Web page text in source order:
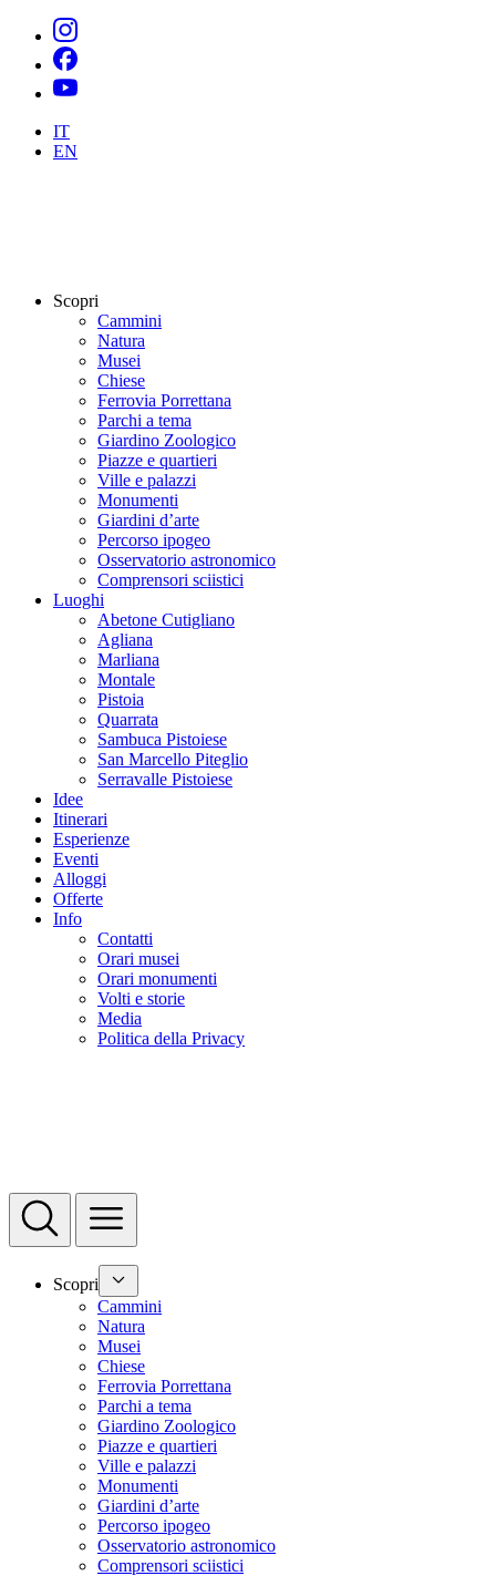
IT
EN
Scopri
Cammini
Natura
Musei
Chiese
Ferrovia Porrettana
Parchi a tema
Giardino Zoologico
Piazze e quartieri
Ville e palazzi
Monumenti
Giardini d’arte
Percorso ipogeo
Osservatorio astronomico
Comprensori sciistici
Luoghi
Abetone Cutigliano
Agliana
Marliana
Montale
Pistoia
Quarrata
Sambuca Pistoiese
San Marcello Piteglio
Serravalle Pistoiese
Idee
Itinerari
Esperienze
Eventi
Alloggi
Offerte
Info
Contatti
Orari musei
Orari monumenti
Volti e storie
Media
Politica della Privacy
Scopri
Cammini
Natura
Musei
Chiese
Ferrovia Porrettana
Parchi a tema
Giardino Zoologico
Piazze e quartieri
Ville e palazzi
Monumenti
Giardini d’arte
Percorso ipogeo
Osservatorio astronomico
Comprensori sciistici